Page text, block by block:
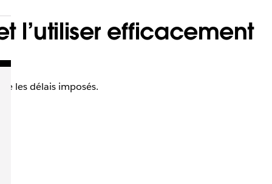
l’utiliser efficacement
les délais imposés.